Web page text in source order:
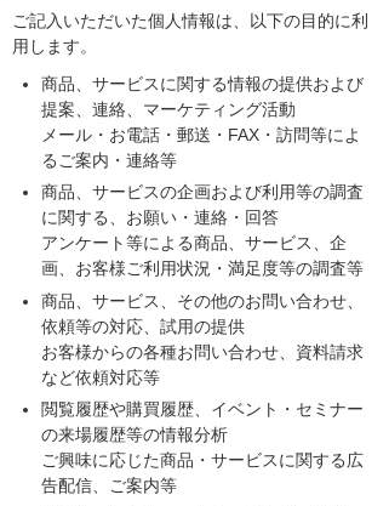
ご記入いただいた個人情報は、以下の目的に利
用します。
商品、サービスに関する情報の提供および
提案、連絡、マーケティング活動
メール・お電話・郵送・FAX・訪問等によ
るご案内・連絡等
商品、サービスの企画および利用等の調査
に関する、お願い・連絡・回答
アンケート等による商品、サービス、企
画、お客様ご利用状況・満足度等の調査等
商品、サービス、その他のお問い合わせ、
依頼等の対応、試用の提供
お客様からの各種お問い合わせ、資料請求
など依頼対応等
閲覧履歴や購買履歴、イベント・セミナー
の来場履歴等の情報分析
ご興味に応じた商品・サービスに関する広
告配信、ご案内等